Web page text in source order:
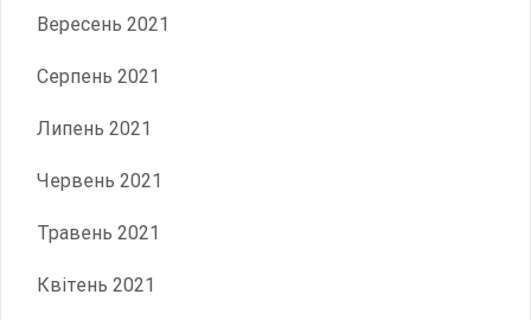
Вересень 2021
Серпень 2021
Липень 2021
Червень 2021
Травень 2021
Квітень 2021